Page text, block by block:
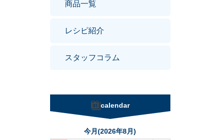
商品一覧
レシピ紹介
スタッフコラム
calendar
今月(2026年8月)